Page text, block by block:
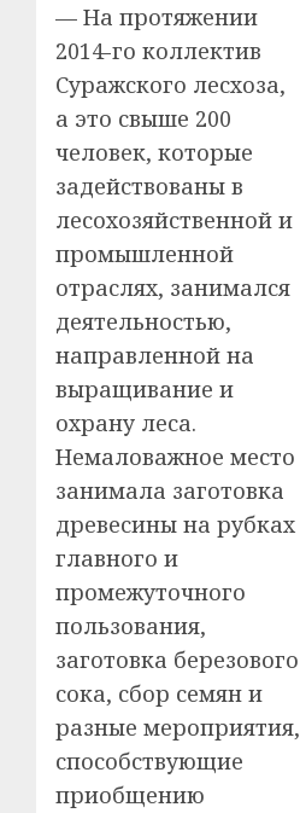
— На протяжении
2014-го коллектив
Суражского лесхоза,
а это свыше 200
человек, которые
задействованы в
лесохозяйственной и
промышленной
отраслях, занимался
деятельностью,
направленной на
выращивание и
охрану леса.
Немаловажное место
занимала заготовка
древесины на рубках
главного и
промежуточного
пользования,
заготовка березового
сока, сбор семян и
разные мероприятия,
способствующие
приобщению